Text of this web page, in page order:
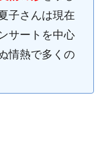
子さんは現在
サートを中心
情熱で多くの